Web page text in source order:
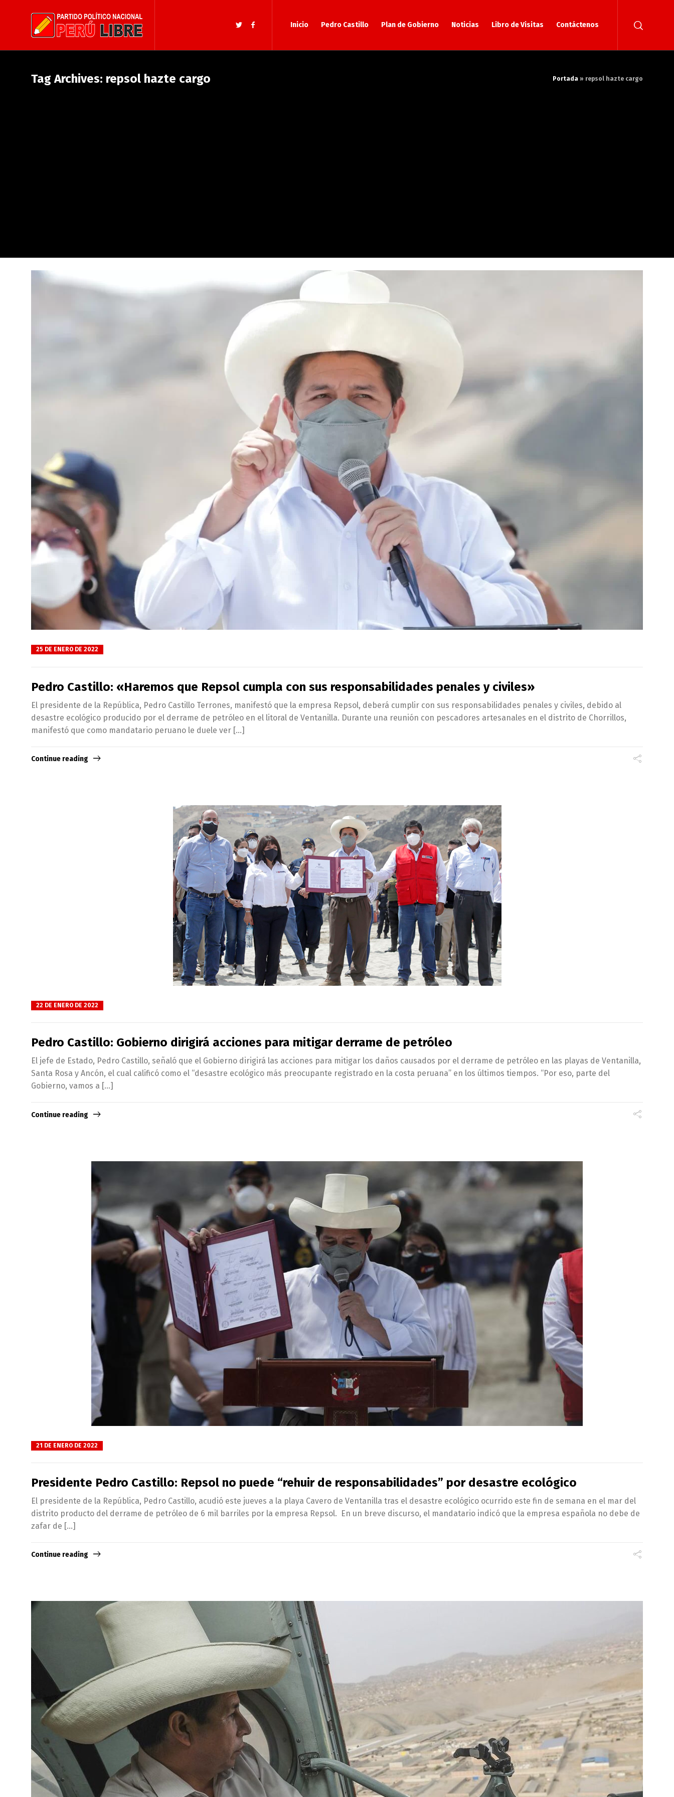
Inicio Pedro Castillo Plan de Gobierno Noticias Libro de Visitas Contáctenos
Tag Archives: repsol hazte cargo Portada » repsol hazte cargo
25 DE ENERO DE 2022
Pedro Castillo: «Haremos que Repsol cumpla con sus responsabilidades penales y civiles»
El presidente de la República, Pedro Castillo Terrones, manifestó que la empresa Repsol, deberá cumplir con sus responsabilidades penales y civiles, debido al
desastre ecológico producido por el derrame de petróleo en el litoral de Ventanilla. Durante una reunión con pescadores artesanales en el distrito de Chorrillos,
manifestó que como mandatario peruano le duele ver […]
Continue reading
22 DE ENERO DE 2022
Pedro Castillo: Gobierno dirigirá acciones para mitigar derrame de petróleo
El jefe de Estado, Pedro Castillo, señaló que el Gobierno dirigirá las acciones para mitigar los daños causados por el derrame de petróleo en las playas de Ventanilla,
Santa Rosa y Ancón, el cual calificó como el “desastre ecológico más preocupante registrado en la costa peruana” en los últimos tiempos. “Por eso, parte del
Gobierno, vamos a […]
Continue reading
21 DE ENERO DE 2022
Presidente Pedro Castillo: Repsol no puede “rehuir de responsabilidades” por desastre ecológico
El presidente de la República, Pedro Castillo, acudió este jueves a la playa Cavero de Ventanilla tras el desastre ecológico ocurrido este fin de semana en el mar del
distrito producto del derrame de petróleo de 6 mil barriles por la empresa Repsol. En un breve discurso, el mandatario indicó que la empresa española no debe de
zafar de […]
Continue reading